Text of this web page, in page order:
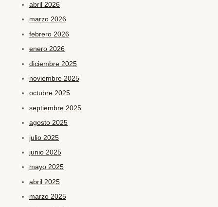
abril 2026
marzo 2026
febrero 2026
enero 2026
diciembre 2025
noviembre 2025
octubre 2025
septiembre 2025
agosto 2025
julio 2025
junio 2025
mayo 2025
abril 2025
marzo 2025